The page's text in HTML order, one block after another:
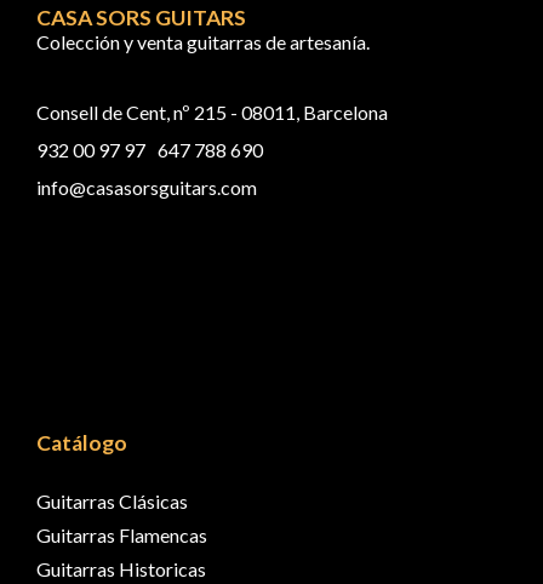
CASA SORS GUITARS
Colección y venta guitarras de artesanía.
Consell de Cent, nº 215 - 08011, Barcelona
932 00 97 97 647 788 690
info@casasorsguitars.com
Catálogo
Guitarras Clásicas
Guitarras Flamencas
Guitarras Historicas